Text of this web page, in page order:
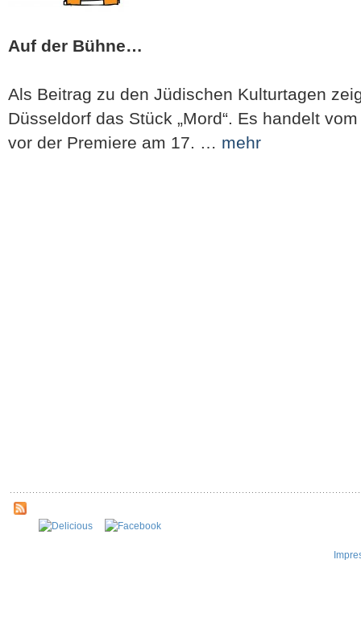
Auf der Bühne…
Als Beitrag zu den Jüdischen Kulturtagen
Düsseldorf das Stück „Mord“. Es handelt
vor der Premiere am 17. … mehr